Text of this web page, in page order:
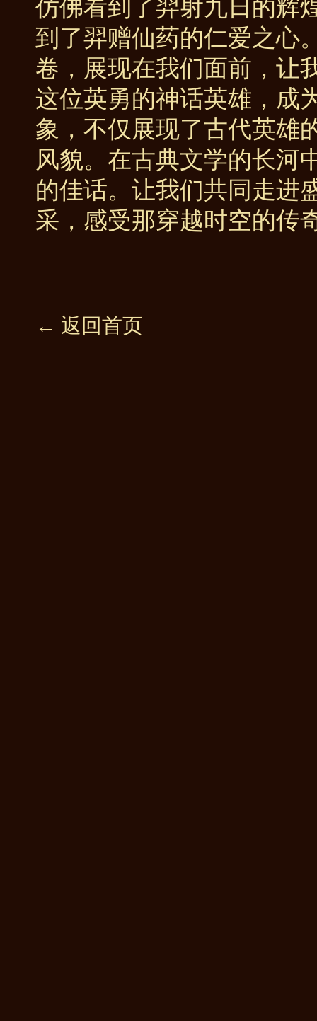
仿佛看到了羿射九日的辉
到了羿赠仙药的仁爱之心
卷，展现在我们面前，让
这位英勇的神话英雄，成
象，不仅展现了古代英雄
风貌。在古典文学的长河
的佳话。让我们共同走进
采，感受那穿越时空的传
← 返回首页